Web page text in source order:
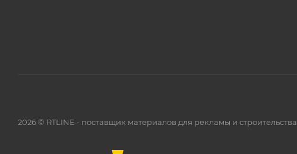
2026 © RTLINE - поставщик материалов для рекламы и строительства